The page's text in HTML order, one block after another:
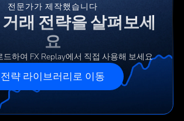
전문가가 제작했습니다
래 전략을 살펴보세
요
드하여 FX Replay에서 직접 사용해 보세요
전략 라이브러리로 이동